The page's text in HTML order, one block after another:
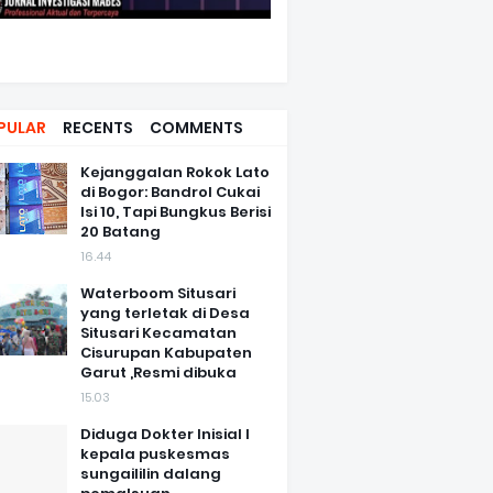
RECENTS COMMENTS
Kejanggalan Rokok Lato
di Bogor: Bandrol Cukai
Isi 10, Tapi Bungkus Berisi
20 Batang
16.44
Waterboom Situsari
yang terletak di Desa
Situsari Kecamatan
Cisurupan Kabupaten
Garut ,Resmi dibuka
15.03
Diduga Dokter Inisial I
kepala puskesmas
sungaililin dalang